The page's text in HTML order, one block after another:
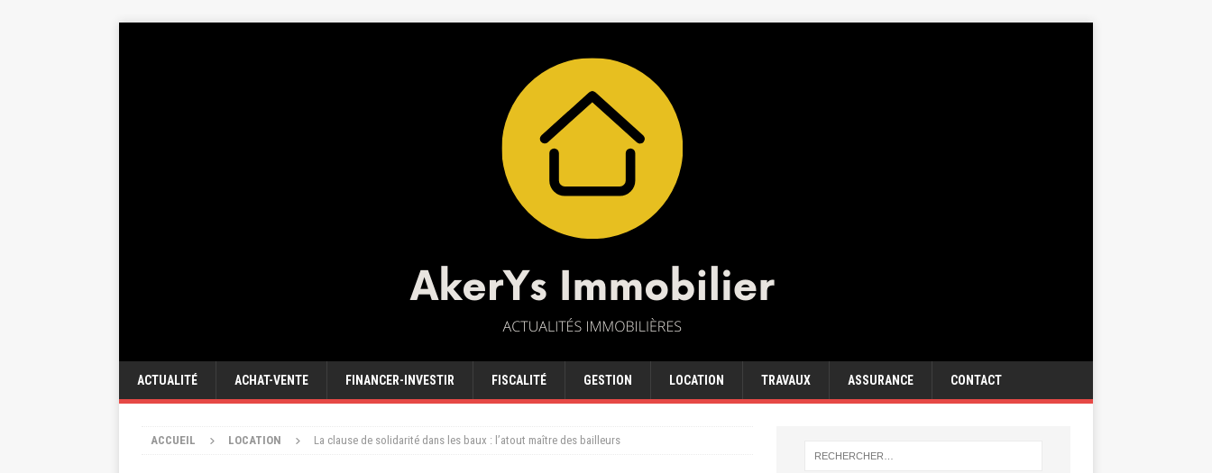
ACTUALITÉ ACHAT-VENTE FINANCER-INVESTIR FISCALITÉ GESTION LOCATION TRAVAUX ASSURANCE CONTACT
ACCUEIL LOCATION La clause de solidarité dans les baux : l’atout maître des bailleurs